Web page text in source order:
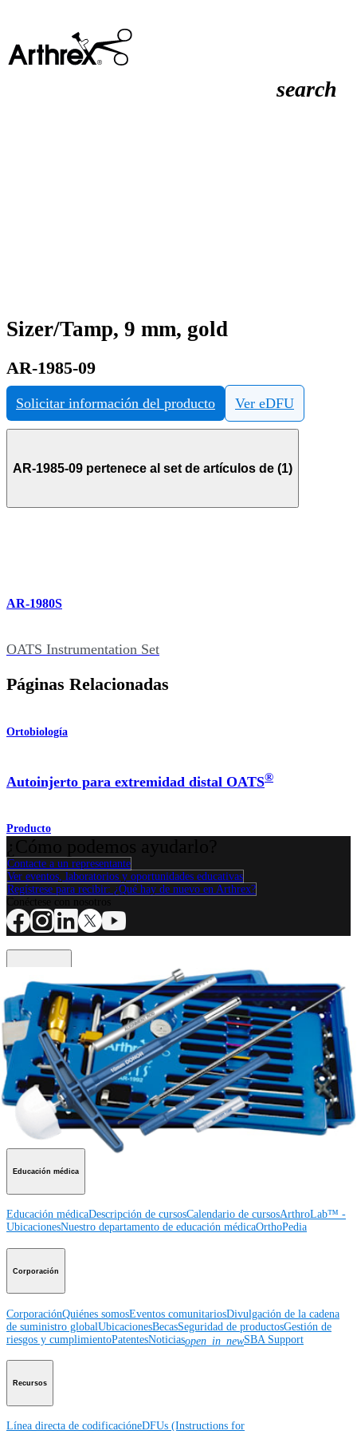
search
Sizer/Tamp, 9 mm, gold
AR-1985-09
Solicitar información del producto Ver eDFU
AR-1985-09 pertenece al set de artículos de (1)
AR-1980S
OATS Instrumentation Set
Páginas Relacionadas
Ortobiología
Autoinjerto para extremidad distal OATS®
Producto
Contacte a un representante
Ver eventos, laboratorios y oportunidades educativas
Regístrese para recibir: ¿Qué hay de nuevo en Arthrex?
HombroRodillaCodoMano y muñecaPie y
tobillo CaderaOrtobiológicosCirugía cardiotorácicaColumna vertebral
Producto
RodillaCodoMano y muñecaPie y tobilloCaderaOrtobiológicos
Cirugía cardiotorácicaColumna vertebralImagen y resección
Educación médica
Educación médicaDescripción de cursosCalendario de cursosArthroLab™ -
UbicacionesNuestro departamento de educación médicaOrthoPedia
Corporación
CorporaciónQuiénes somosEventos comunitariosDivulgación de la cadena
de suministro globalUbicacionesBecasSeguridad de productosGestión de
riesgos y cumplimientoPatentesNoticiasopen_in_newSBA Support
Recursos
Línea directa de codificacióneDFUs (Instructions for